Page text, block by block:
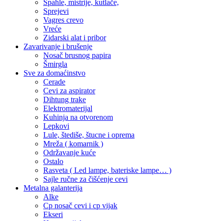
Špahle, mistrije, kutlače,
Sprejevi
Vagres crevo
Vreće
Zidarski alat i pribor
Zavarivanje i brušenje
Nosač brusnog papira
Šmirgla
Sve za domaćinstvo
Cerade
Cevi za aspirator
Dihtung trake
Elektromaterijal
Kuhinja na otvorenom
Lepkovi
Lule, štediše, štucne i oprema
Mreža ( komarnik )
Održavanje kuće
Ostalo
Rasveta ( Led lampe, bateriske lampe… )
Sajle ručne za čišćenje cevi
Metalna galanterija
Alke
Cp nosač cevi i cp vijak
Ekseri